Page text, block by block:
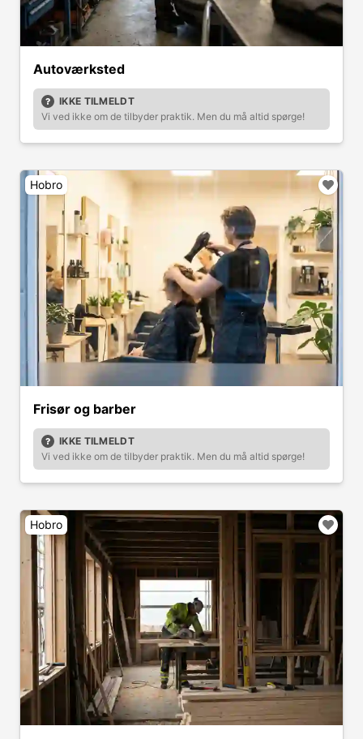
Autoværksted
IKKE TILMELDT
Vi ved ikke om de tilbyder praktik. Men du må altid spørge!
Hobro
Frisør og barber
IKKE TILMELDT
Vi ved ikke om de tilbyder praktik. Men du må altid spørge!
Hobro